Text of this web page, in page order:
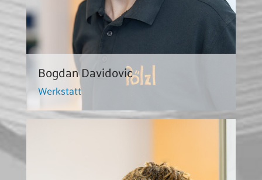
Bogdan Davidovic
Werkstatt